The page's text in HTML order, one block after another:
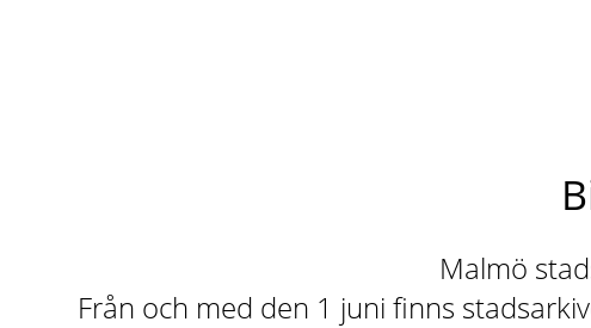
Malmö
Från och med den 1 juni finns